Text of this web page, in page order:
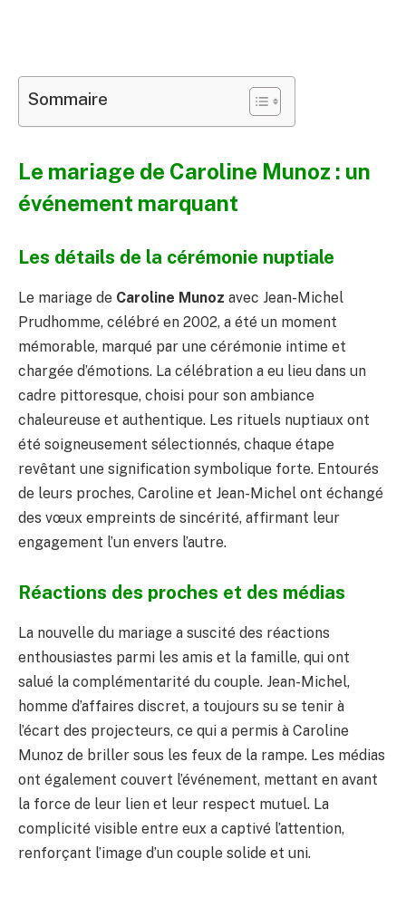
Sommaire
Le mariage de Caroline Munoz : un
événement marquant
Les détails de la cérémonie nuptiale
Le mariage de Caroline Munoz avec Jean-Michel
Prudhomme, célébré en 2002, a été un moment
mémorable, marqué par une cérémonie intime et
chargée d’émotions. La célébration a eu lieu dans un
cadre pittoresque, choisi pour son ambiance
chaleureuse et authentique. Les rituels nuptiaux ont
été soigneusement sélectionnés, chaque étape
revêtant une signification symbolique forte. Entourés
de leurs proches, Caroline et Jean-Michel ont échangé
des vœux empreints de sincérité, affirmant leur
engagement l’un envers l’autre.
Réactions des proches et des médias
La nouvelle du mariage a suscité des réactions
enthousiastes parmi les amis et la famille, qui ont
salué la complémentarité du couple. Jean-Michel,
homme d’affaires discret, a toujours su se tenir à
l’écart des projecteurs, ce qui a permis à Caroline
Munoz de briller sous les feux de la rampe. Les médias
ont également couvert l’événement, mettant en avant
la force de leur lien et leur respect mutuel. La
complicité visible entre eux a captivé l’attention,
renforçant l’image d’un couple solide et uni.